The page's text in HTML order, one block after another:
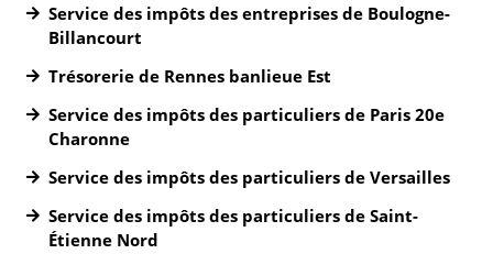
Service des impôts des entreprises de Boulogne-
Billancourt
Trésorerie de Rennes banlieue Est
Service des impôts des particuliers de Paris 20e
Charonne
Service des impôts des particuliers de Versailles
Service des impôts des particuliers de Saint-
Étienne Nord